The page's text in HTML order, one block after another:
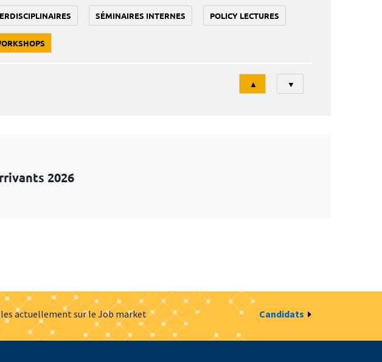
SÉMINAIRES INTERNES POLICY LECTURES
Tri
▲ ▼
2026
actuellement sur le Job market Candidats